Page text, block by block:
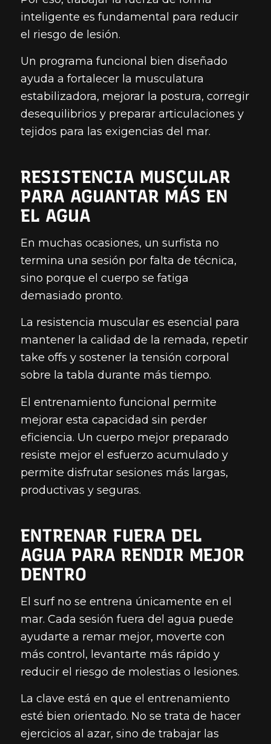
inteligente es fundamental para reducir
el riesgo de lesión.
Un programa funcional bien diseñado
ayuda a fortalecer la musculatura
estabilizadora, mejorar la postura, corregir
desequilibrios y preparar articulaciones y
tejidos para las exigencias del mar.
RESISTENCIA MUSCULAR
PARA AGUANTAR MÁS EN
EL AGUA
En muchas ocasiones, un surfista no
termina una sesión por falta de técnica,
sino porque el cuerpo se fatiga
demasiado pronto.
La resistencia muscular es esencial para
mantener la calidad de la remada, repetir
take offs y sostener la tensión corporal
sobre la tabla durante más tiempo.
El entrenamiento funcional permite
mejorar esta capacidad sin perder
eficiencia. Un cuerpo mejor preparado
resiste mejor el esfuerzo acumulado y
permite disfrutar sesiones más largas,
productivas y seguras.
ENTRENAR FUERA DEL
AGUA PARA RENDIR MEJOR
DENTRO
El surf no se entrena únicamente en el
mar. Cada sesión fuera del agua puede
ayudarte a remar mejor, moverte con
más control, levantarte más rápido y
reducir el riesgo de molestias o lesiones.
La clave está en que el entrenamiento
esté bien orientado. No se trata de hacer
ejercicios al azar, sino de trabajar las